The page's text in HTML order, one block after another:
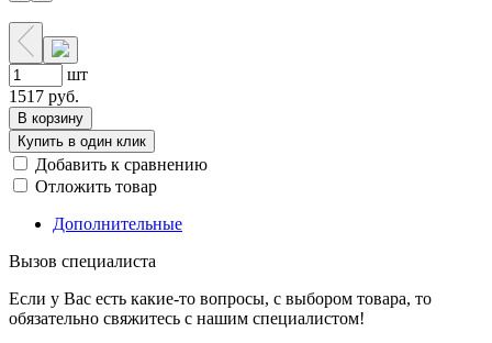
шт
1517 руб.
В корзину
Купить в один клик
Добавить к сравнению
Отложить товар
Дополнительные
Вызов специалиста
Если у Вас есть какие-то вопросы, с выбором товара, то
обязательно свяжитесь с нашим специалистом!